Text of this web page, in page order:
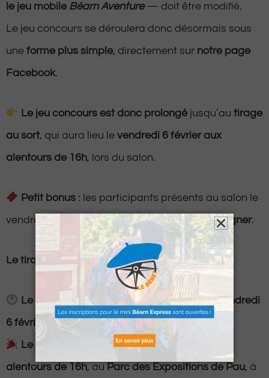
le jeu mobile Béarn Aventure— doit être modifié.
Le jeu concours se déroulera donc désormais sous
une forme plus simple, directement sur notre page
Facebook.
Le jeu concours est donc prolongéjusqu’au tirage
au sort, qui aura lieu le vendredi 6 février aux
alentours de 16h, lors du salon.
Petit bonus: les participants présents au salon le
vendredi aurontdavantage de chances de gagner.
Le tirage au sort
Le jeu concours Facebook prendra fin le vendredi
6 février à 12h00.
Le tirage au sort
aura lieu le même jour aux
alentours de 16h, au Parc des Expositions de Pau, à